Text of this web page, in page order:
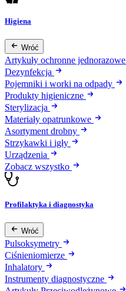
Higiena
Wróć
Artykuły ochronne jednorazowe
Dezynfekcja
Pojemniki i worki na odpady
Produkty higieniczne
Sterylizacja
Materiały opatrunkowe
Asortyment drobny
Strzykawki i igły
Urządzenia
Zobacz wszystko
Profilaktyka i diagnostyka
Wróć
Pulsoksymetry
Ciśnieniomierze
Inhalatory
Instrumenty diagnostyczne